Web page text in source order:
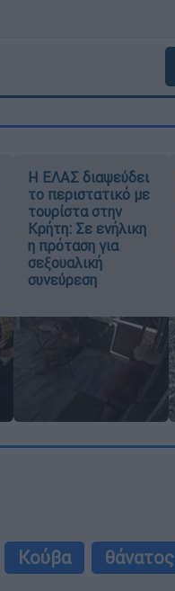
Η ΕΛΑΣ διαψεύδει
το περιστατικό με
τουρίστα στην
Κρήτη: Σε ενήλικη
η πρόταση για
σεξουαλική
συνεύρεση
Κούβα θάνατος